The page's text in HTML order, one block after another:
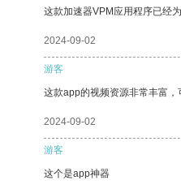
这款加速器VPM应用程序已经
2024-09-02
游客
这款app的视频资源非常丰富，
2024-09-02
游客
这个是app神器